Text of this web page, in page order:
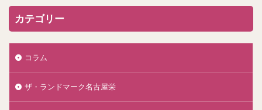
カテゴリー
コラム
ザ・ランドマーク名古屋栄